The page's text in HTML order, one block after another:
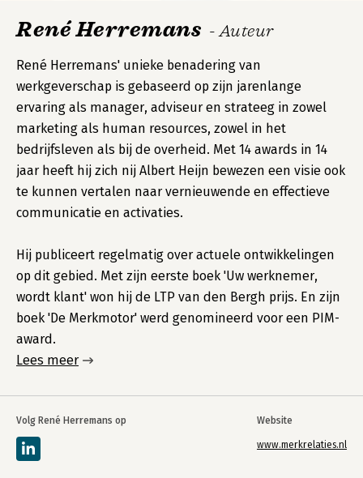
Volg René Herremans op Website
www.merkrelaties.nl
René Herremans - Auteur
René Herremans' unieke benadering van
werkgeverschap is gebaseerd op zijn jarenlange
ervaring als manager, adviseur en strateeg in zowel
marketing als human resources, zowel in het
bedrijfsleven als bij de overheid. Met 14 awards in 14
jaar heeft hij zich nij Albert Heijn bewezen een visie ook
te kunnen vertalen naar vernieuwende en effectieve
communicatie en activaties.
Hij publiceert regelmatig over actuele ontwikkelingen
op dit gebied. Met zijn eerste boek 'Uw werknemer,
wordt klant' won hij de LTP van den Bergh prijs. En zijn
boek 'De Merkmotor' werd genomineerd voor een PIM-
award.
Lees meer